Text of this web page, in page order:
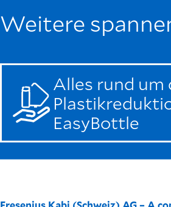
Weitere
Alles rund um
EasyBottle